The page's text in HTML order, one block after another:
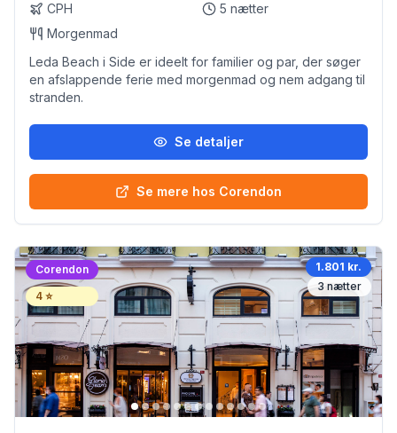
CPH
5 nætter
Morgenmad
Leda Beach i Side er ideelt for familier og par, der søger
en afslappende ferie med morgenmad og nem adgang til
stranden.
Se detaljer
Se mere hos Corendon
Corendon
4 ⭐
1.801 kr.
3 nætter